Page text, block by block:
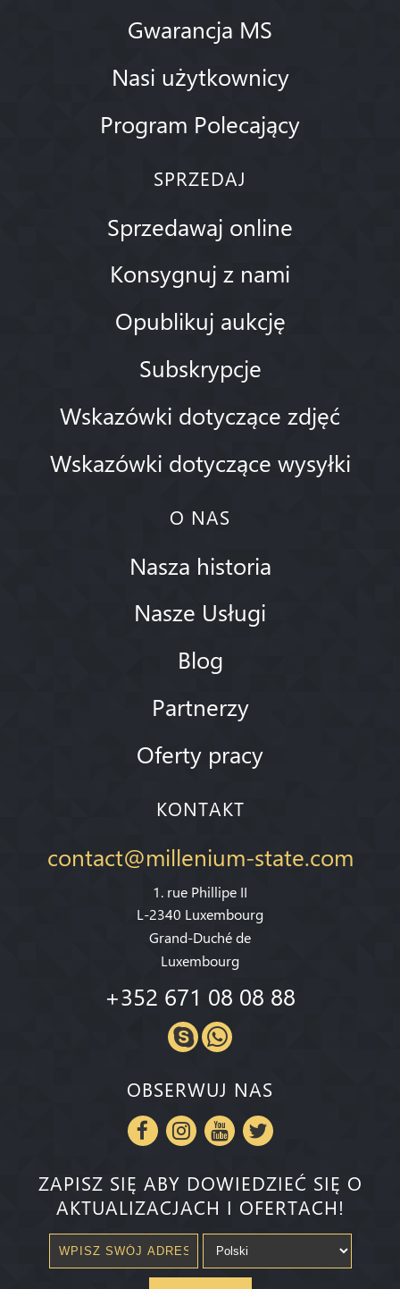
Gwarancja MS
Nasi użytkownicy
Program Polecający
SPRZEDAJ
Sprzedawaj online
Konsygnuj z nami
Opublikuj aukcję
Subskrypcje
Wskazówki dotyczące zdjęć
Wskazówki dotyczące wysyłki
O NAS
Nasza historia
Nasze Usługi
Blog
Partnerzy
Oferty pracy
KONTAKT
contact@millenium-state.com
1. rue Phillipe II
L-2340 Luxembourg
Grand-Duché de
Luxembourg
+352 671 08 08 88
OBSERWUJ NAS
ZAPISZ SIĘ ABY DOWIEDZIEĆ SIĘ O
AKTUALIZACJACH I OFERTACH!